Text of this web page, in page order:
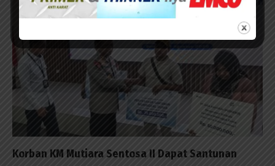
Korban KM Mutiara Sentosa II Dapat Santunan